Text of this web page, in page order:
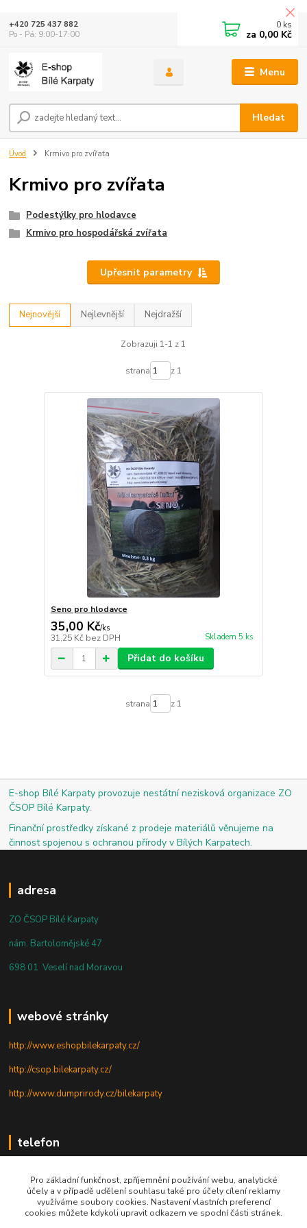
Menu
Hledat
+420 725 437 882
Po - Pá: 9:00-17:00
0 ks
za 0,00 Kč
Úvod Krmivo pro zvířata
Krmivo pro zvířata
Podestýlky pro hlodavce
Krmivo pro hospodářská zvířata
Upřesnit parametry
Nejnovější Nejlevnější Nejdražší
Zobrazuji 1-1 z 1
strana z 1
Seno pro hlodavce
35,00 Kč/ks
31,25 Kč bez DPH Skladem 5 ks
Přidat do košíku
strana z 1
E-shop Bílé Karpaty provozuje nestátní nezisková organizace ZO
ČSOP Bílé Karpaty.
Finanční prostředky získané z prodeje materiálů věnujeme na
činnost spojenou s ochranou přírody v Bílých Karpatech.
adresa
ZO ČSOP Bílé Karpaty
nám. Bartolomějské 47
698 01 Veselí nad Moravou
webové stránky
http://www.eshopbilekarpaty.cz/
http://csop.bilekarpaty.cz/
http://www.dumprirody.cz/bilekarpaty
telefon
+420 727 880 789
PO - PÁ: 9 - 17
Pro základní funkčnost, zpříjemnění používání webu, analytické
účely a v případě udělení souhlasu také pro účely cílení reklamy
využíváme soubory cookies. Nastavení vlastních preferencí
cookies můžete kdykoli upravit odkazem ve spodní části stránek.